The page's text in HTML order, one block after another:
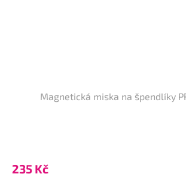
Magnetická miska na špendlíky
235 Kč